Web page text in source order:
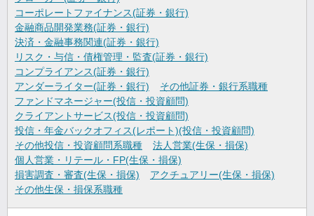
コーポレートファイナンス(証券・銀行)
金融商品開発業務(証券・銀行)
決済・金融事務関連(証券・銀行)
リスク・与信・債権管理・監査(証券・銀行)
コンプライアンス(証券・銀行)
アンダーライター(証券・銀行)
その他証券・銀行系職種
ファンドマネージャー(投信・投資顧問)
クライアントサービス(投信・投資顧問)
投信・年金バックオフィス(レポート)(投信・投資顧問)
その他投信・投資顧問系職種
法人営業(生保・損保)
個人営業・リテール・FP(生保・損保)
損害調査・審査(生保・損保)
アクチュアリー(生保・損保)
その他生保・損保系職種